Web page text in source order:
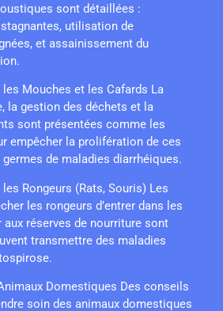
sont détaillées :
utilisation de
et assainissement du
Mouches et les Cafards La
la gestion des déchets et la
sont présentées comme les
empêcher la prolifération de ces
de maladies diarrhéiques.
Rongeurs (Rats, Souris) Les
les rongeurs d’entrer dans les
aux réserves de nourriture sont
transmettre des maladies
Domestiques Des conseils
soin des animaux domestiques